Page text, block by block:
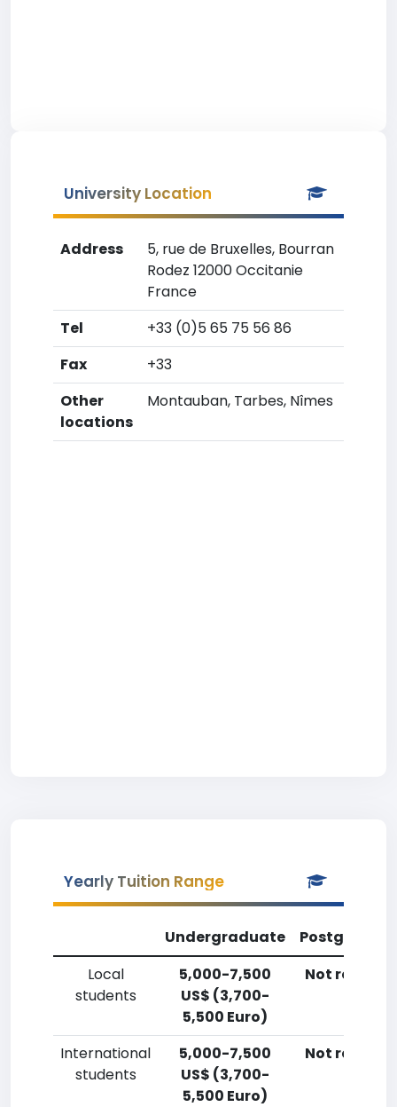
University Location
Address
5, rue de Bruxelles, Bourran
Rodez 12000 Occitanie
France
Tel
+33 (0)5 65 75 56 86
Fax
+33
Other
locations
Montauban, Tarbes, Nîmes
Yearly Tuition Range
Undergraduate
Local
students
5,000-7,500
US$ (3,700-
5,500 Euro)
Not
International
students
5,000-7,500
US$ (3,700-
5,500 Euro)
Not